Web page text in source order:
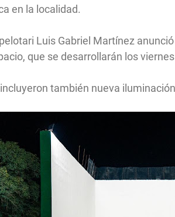
en la localidad.
Luis Gabriel Martínez
que se desarrollarán los
también nueva